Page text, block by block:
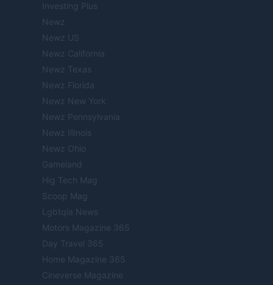
Investing Plus
Newz
Newz US
Newz California
Newz Texas
Newz Florida
Newz New York
Newz Pennsylvania
Newz Illinois
Newz Ohio
Gameland
Hig Tech Mag
Scoop Mag
Lgbtqia News
Motors Magazine 365
Day Travel 365
Home Magazine 365
Cineverse Magazine